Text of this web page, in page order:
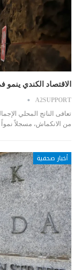
الاقتصاد الكندي ينمو في يوليو بعد
A2SUPPORT
تعافى الناتج المحلي
من الانكماش، مسجلاً نمواً
أخبار صحفية